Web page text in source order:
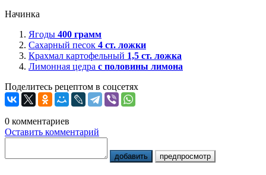
Начинка
Ягоды 400 грамм
Сахарный песок 4 ст. ложки
Крахмал картофельный 1,5 ст. ложка
Лимонная цедра с половины лимона
Поделитесь рецептом в соцсетях
0 комментариев
Оставить комментарий
добавить предпросмотр